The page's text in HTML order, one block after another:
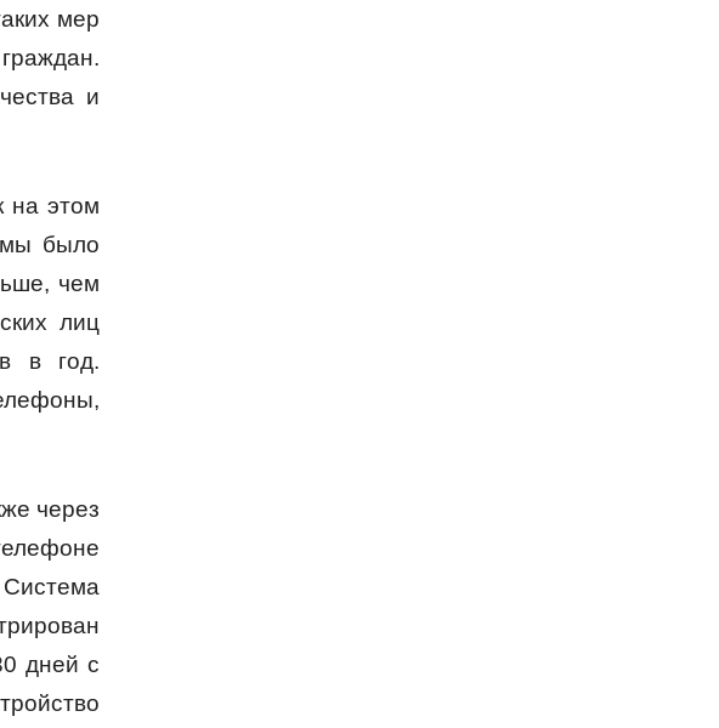
мер
и
на этом
было
чем
лиц
в год.
через
дней с